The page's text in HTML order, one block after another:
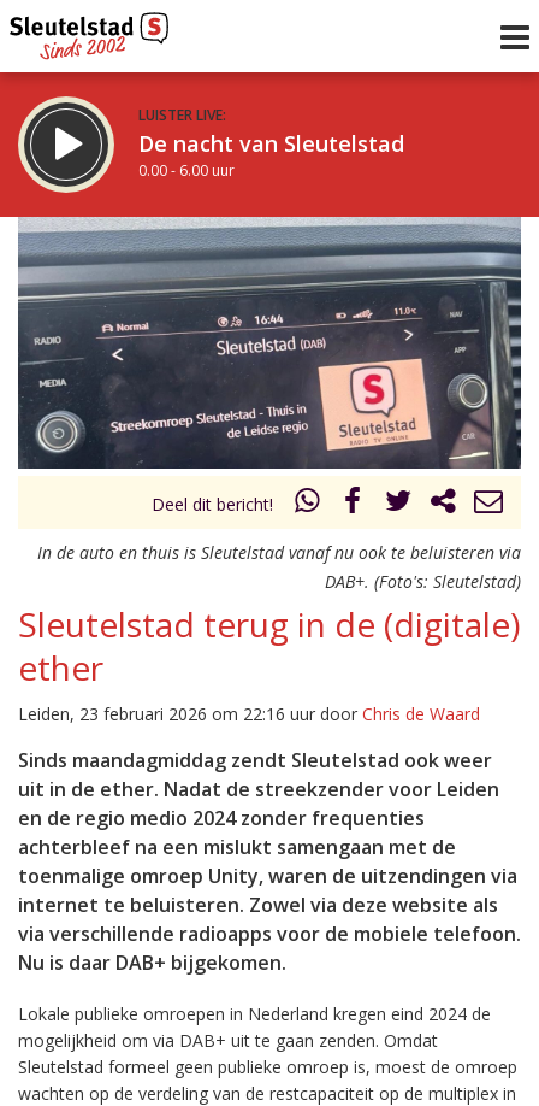
LUISTER LIVE:
De nacht van Sleutelstad
0.00 - 6.00 uur
STRAKS:
De ochtend van Sleutelstad
6.00 - 12.00 uur
Vorig uur
uur 1 van 0 Volgend uur
Deel dit bericht!
In de auto en thuis is Sleutelstad vanaf nu ook te beluisteren via
DAB+. (Foto's: Sleutelstad)
Sleutelstad terug in de (digitale)
ether
Leiden, 23 februari 2026 om 22:16 uur door Chris de Waard
Sinds maandagmiddag zendt Sleutelstad ook weer
uit in de ether. Nadat de streekzender voor Leiden
en de regio medio 2024 zonder frequenties
achterbleef na een mislukt samengaan met de
toenmalige omroep Unity, waren de uitzendingen via
internet te beluisteren. Zowel via deze website als
via verschillende radioapps voor de mobiele telefoon.
Nu is daar DAB+ bijgekomen.
Lokale publieke omroepen in Nederland kregen eind 2024 de
mogelijkheid om via DAB+ uit te gaan zenden. Omdat
Sleutelstad formeel geen publieke omroep is, moest de omroep
wachten op de verdeling van de restcapaciteit op de multiplex in